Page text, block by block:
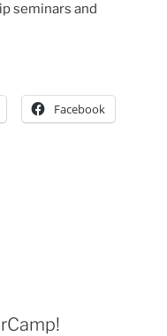
seminars and
Facebook